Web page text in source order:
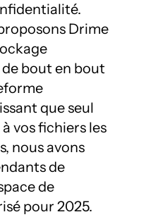
Drime
bout en bout
que seul
vos fichiers les
nous avons
de
de
pour 2025.